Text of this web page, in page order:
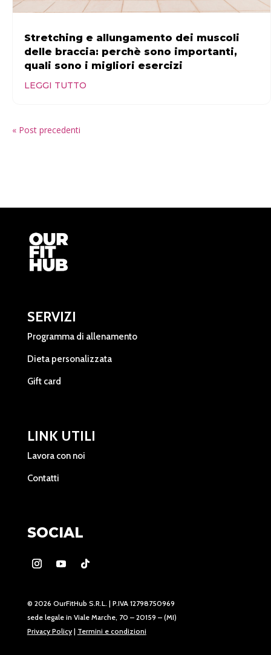
Stretching e allungamento dei muscoli
delle braccia: perchè sono importanti,
quali sono i migliori esercizi
LEGGI TUTTO
« Post precedenti
SERVIZI
Programma di allenamento
Dieta personalizzata
Gift card
LINK UTILI
Lavora con noi
Contatti
SOCIAL
© 2026 OurFitHub S.R.L. | P.IVA 12798750969
sede legale in Viale Marche, 70 – 20159 – (MI)
Privacy Policy| Termini e condizioni